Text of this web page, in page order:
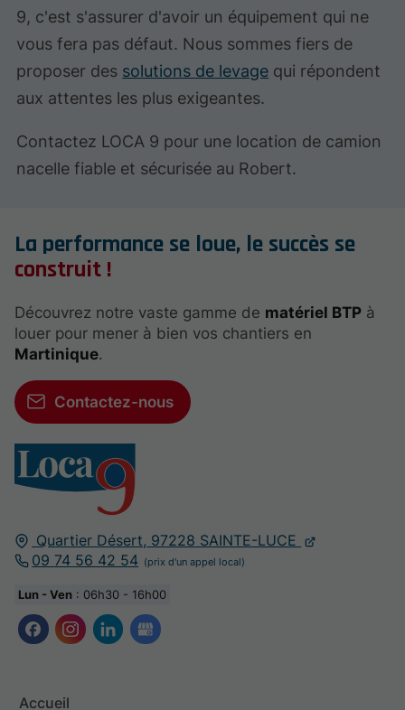
9, c'est s'assurer d'avoir un équipement qui ne
vous fera pas défaut. Nous sommes fiers de
proposer des solutions de levage qui répondent
aux attentes les plus exigeantes.
Contactez LOCA 9 pour une location de camion
nacelle fiable et sécurisée au Robert.
Quartier Désert, 97228 SAINTE-LUCE
09 74 56 42 54
Lun - Ven : 06h30 - 16h00
Accueil
La performance se loue, le succès se
construit !
Découvrez notre vaste gamme de matériel BTP à
louer pour mener à bien vos chantiers en
Martinique.
Contactez-nous